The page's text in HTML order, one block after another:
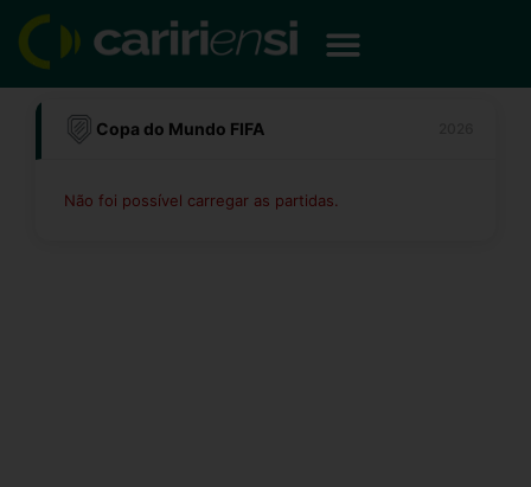
para
conteúdo
Copa do Mundo FIFA
Não foi possível carregar as partidas.